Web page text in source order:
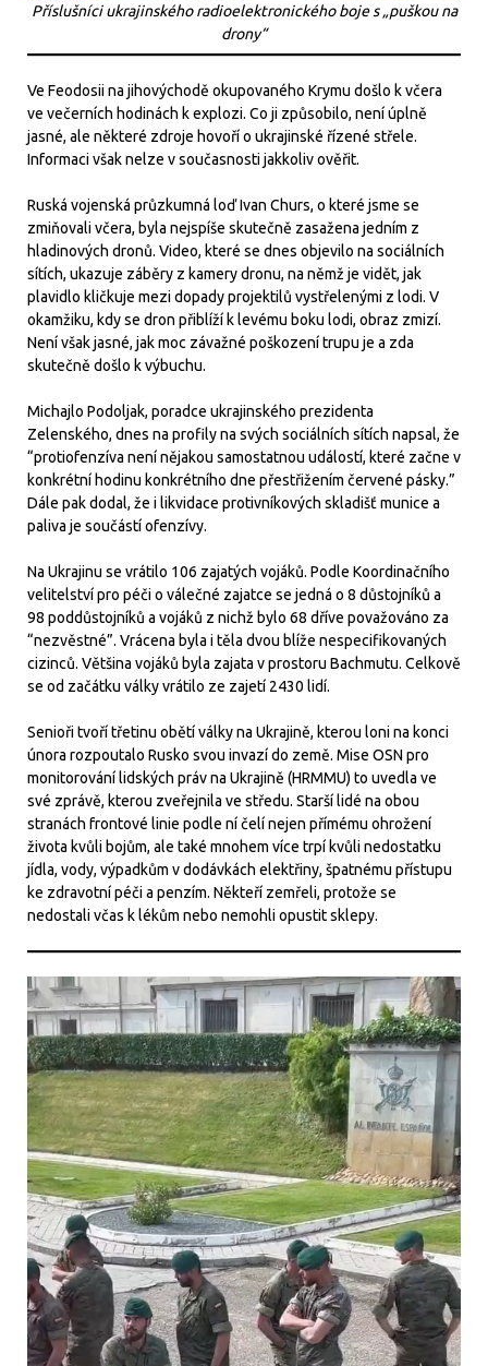
Příslušníci ukrajinského radioelektronického boje s „puškou na
drony“
Ve Feodosii na jihovýchodě okupovaného Krymu došlo k včera
ve večerních hodinách k explozi. Co ji způsobilo, není úplně
jasné, ale některé zdroje hovoří o ukrajinské řízené střele.
Informaci však nelze v současnosti jakkoliv ověřit.
Ruská vojenská průzkumná loď Ivan Churs, o které jsme se
zmiňovali včera, byla nejspíše skutečně zasažena jedním z
hladinových dronů. Video, které se dnes objevilo na sociálních
sítích, ukazuje záběry z kamery dronu, na němž je vidět, jak
plavidlo kličkuje mezi dopady projektilů vystřelenými z lodi. V
okamžiku, kdy se dron přiblíží k levému boku lodi, obraz zmizí.
Není však jasné, jak moc závažné poškození trupu je a zda
skutečně došlo k výbuchu.
Michajlo Podoljak, poradce ukrajinského prezidenta
Zelenského, dnes na profily na svých sociálních sítích napsal, že
“protiofenzíva není nějakou samostatnou událostí, které začne v
konkrétní hodinu konkrétního dne přestřižením červené pásky.”
Dále pak dodal, že i likvidace protivníkových skladišť munice a
paliva je součástí ofenzívy.
Na Ukrajinu se vrátilo 106 zajatých vojáků. Podle Koordinačního
velitelství pro péči o válečné zajatce se jedná o 8 důstojníků a
98 poddůstojníků a vojáků z nichž bylo 68 dříve považováno za
“nezvěstné”. Vrácena byla i těla dvou blíže nespecifikovaných
cizinců. Většina vojáků byla zajata v prostoru Bachmutu. Celkově
se od začátku války vrátilo ze zajetí 2430 lidí.
Senioři tvoří třetinu obětí války na Ukrajině, kterou loni na konci
února rozpoutalo Rusko svou invazí do země. Mise OSN pro
monitorování lidských práv na Ukrajině (HRMMU) to uvedla ve
své zprávě, kterou zveřejnila ve středu. Starší lidé na obou
stranách frontové linie podle ní čelí nejen přímému ohrožení
života kvůli bojům, ale také mnohem více trpí kvůli nedostatku
jídla, vody, výpadkům v dodávkách elektřiny, špatnému přístupu
ke zdravotní péči a penzím. Někteří zemřeli, protože se
nedostali včas k lékům nebo nemohli opustit sklepy.